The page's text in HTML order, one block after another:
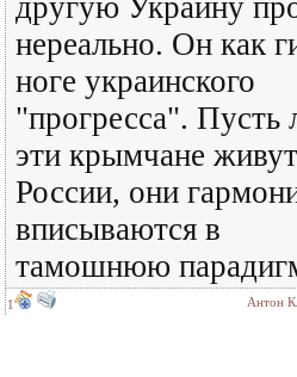
другую Украину
нереально. Он как
ноге украинского
"прогресса". Пусть
эти крымчане
России, они
вписываются в
тамошнюю
1 Антон